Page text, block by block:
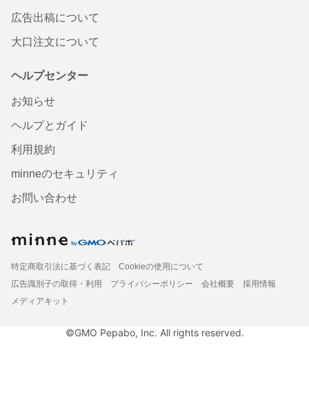
広告出稿について
大口注文について
ヘルプセンター
お知らせ
ヘルプとガイド
利用規約
minneのセキュリティ
お問い合わせ
特定商取引法に基づく表記
Cookieの使用について
広告識別子の取得・利用
プライバシーポリシー 会社概要
採用情報
メディアキット
©GMO Pepabo, Inc. All rights reserved.